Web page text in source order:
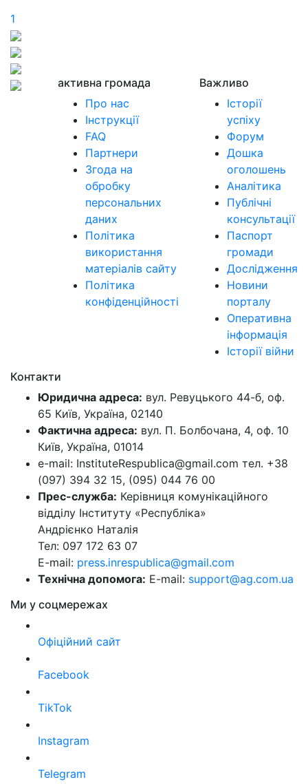
1
активна громада
Про нас
Інструкції
FAQ
Партнери
Згода на
обробку
персональних
даних
Політика
використання
матеріалів сайту
Політика
конфіденційності
Важливо
Історії
успіху
Форум
Дошка
оголошень
Аналітика
Публічні
консультації
Паспорт
громади
Дослідження
Новини
порталу
Оперативна
інформація
Історії війни
Контакти
Юридична адреса: вул. Ревуцького 44-б, оф.
65 Київ, Україна, 02140
Фактична адреса: вул. П. Болбочана, 4, оф. 10
Київ, Україна, 01014
e-mail: InstituteRespublica@gmail.com тел. +38
(097) 394 32 15, (095) 044 76 00
Прес-служба: Керівниця комунікаційного
відділу Інституту «Республіка»
Андрієнко Наталія
Тел: 097 172 63 07
E-mail: press.inrespublica@gmail.com
Технічна допомога: E-mail: support@ag.com.ua
Ми у соцмережах
Офіційний сайт
Facebook
TikTok
Instagram
Telegram